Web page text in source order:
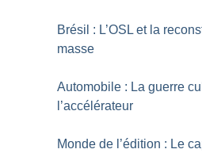
Brésil : L’OSL et la
masse
Automobile : La guerre
l’accélérateur
Monde de l’édition : Le